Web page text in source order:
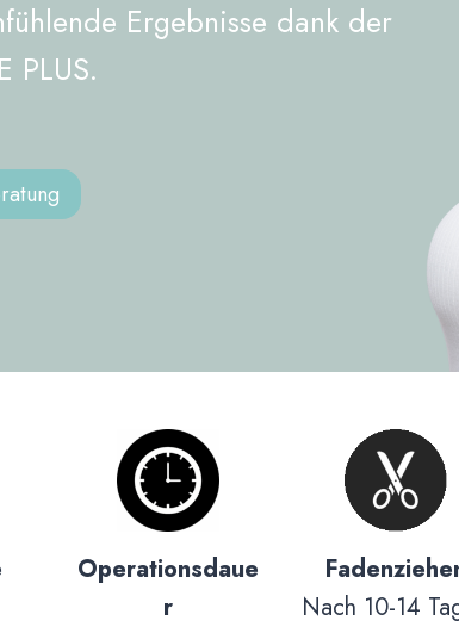
Ergebnisse dank der
PLUS.
Operationsdaue
r
Nach 10-14